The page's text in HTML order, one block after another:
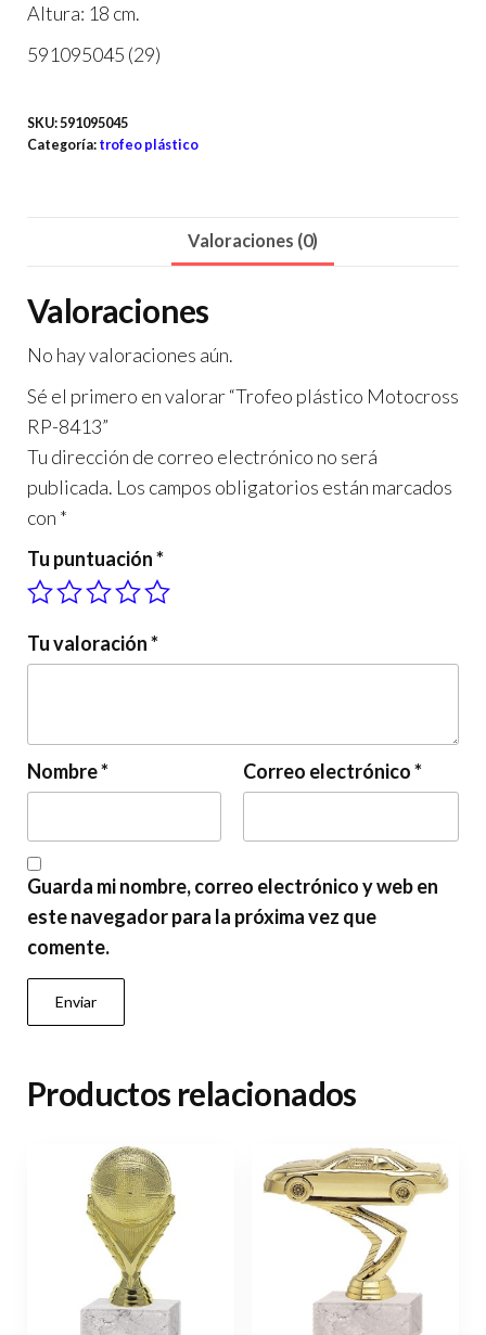
Altura: 18 cm.
591095045 (29)
SKU:591095045
Categoría: trofeo plástico
Valoraciones (0)
Valoraciones
No hay valoraciones aún.
Sé el primero en valorar “Trofeo plástico Motocross
RP-8413”
Tu dirección de correo electrónico no será
publicada. Los campos obligatorios están marcados
con *
Tu puntuación*
Tu valoración*
Nombre* Correo electrónico*
Guarda mi nombre, correo electrónico y web en
este navegador para la próxima vez que
comente.
Productos relacionados